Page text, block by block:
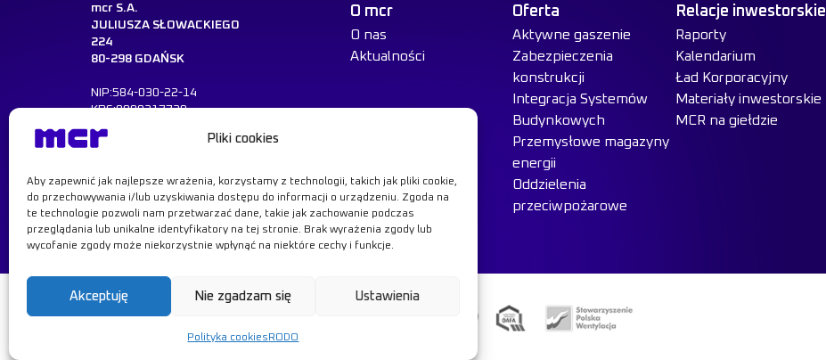
Pliki cookies
Aby zapewnić jak najlepsze wrażenia, korzystamy z technologii, takich jak pliki cookie,
do przechowywania i/lub uzyskiwania dostępu do informacji o urządzeniu. Zgoda na
te technologie pozwoli nam przetwarzać dane, takie jak zachowanie podczas
przeglądania lub unikalne identyfikatory na tej stronie. Brak wyrażenia zgody lub
wycofanie zgody może niekorzystnie wpłynąć na niektóre cechy i funkcje.
Akceptuję Nie zgadzam się Ustawienia
Polityka cookies RODO
mcr S.A.
JULIUSZA SŁOWACKIEGO
224
80-298 GDAŃSK
NIP:584-030-22-14
KRS:0000217729
REGON:008047521
Dowiedz się więcej
O mcr
O nas
Aktualności
Oferta
Aktywne gaszenie
Zabezpieczenia
konstrukcji
Integracja Systemów
Budynkowych
Przemysłowe magazyny
energii
Oddzielenia
przeciwpożarowe
Relacje inwestorskie
Raporty
Kalendarium
Ład Korporacyjny
Materiały inwestorskie
MCR na giełdzie
Polityka prywatnościRODO